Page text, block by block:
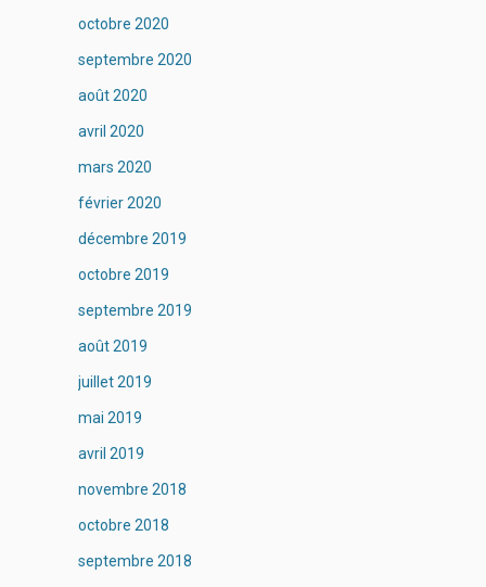
octobre 2020
septembre 2020
août 2020
avril 2020
mars 2020
février 2020
décembre 2019
octobre 2019
septembre 2019
août 2019
juillet 2019
mai 2019
avril 2019
novembre 2018
octobre 2018
septembre 2018